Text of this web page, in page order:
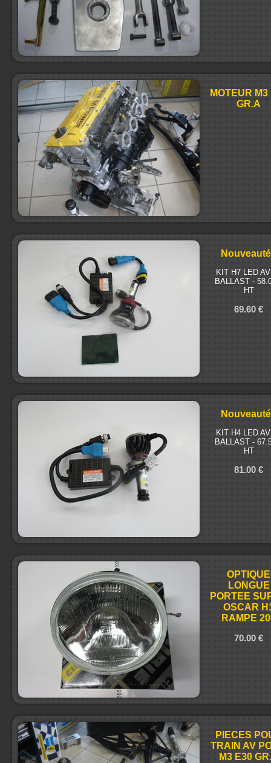
MOTEUR M3
GR.A
KIT H7 LED
BALLAST -
HT
69.60 €
KIT H4 LED
BALLAST -
HT
81.00 €
OPTIQUE
LONGUE
PORTEE
OSCAR
RAMPE
70.00 €
PIECES
TRAIN AV
M3 E30